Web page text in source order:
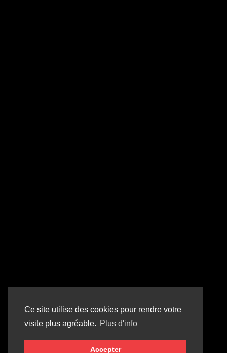
Ce site utilise des cookies pour rendre votre
visite plus agréable. Plus d'info
Accepter